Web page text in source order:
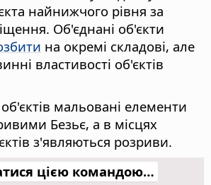
найнижчого рівня за
Об'єднані об'єкти
на окремі складові, але
властивості об'єктів
мальовані елементи
Безьє, а в місцях
з'являються розриви.
цією командою…